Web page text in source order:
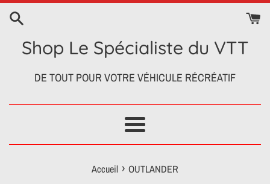
Passer
contenuShop Le Spécialiste du VTT
DE TOUT POUR VOTRE VÉHICULE RÉCRÉATIF
Menu
Accueil › OUTLANDER